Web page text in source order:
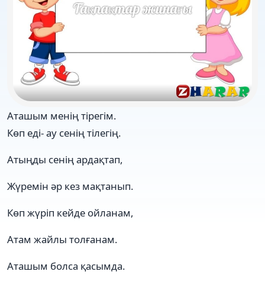
Аташым менің тірегім.
Көп еді- ау сенің тілегің.
Атыңды сенің ардақтап,
Жүремін әр кез мақтанып.
Көп жүріп кейде ойланам,
Атам жайлы толғанам.
Аташым болса қасымда.